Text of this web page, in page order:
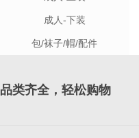
成人-下装
包/袜子/帽/配件
品类齐全，轻松购物